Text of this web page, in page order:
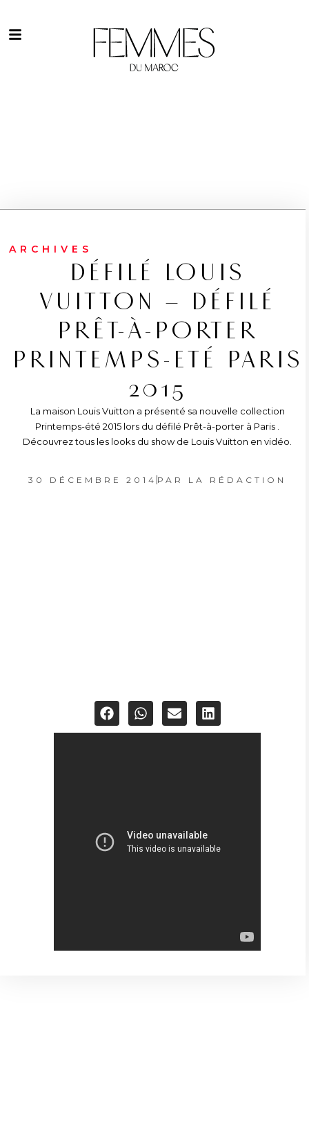
ARCHIVES
DÉFILÉ LOUIS
VUITTON – DÉFILÉ
PRÊT-À-PORTER
PRINTEMPS-ETÉ PARIS
2015
La maison Louis Vuitton a présenté sa nouvelle collection
Printemps-été 2015 lors du défilé Prêt-à-porter à Paris .
Découvrez tous les looks du show de Louis Vuitton en vidéo.
30 DÉCEMBRE 2014 PAR LA RÉDACTION